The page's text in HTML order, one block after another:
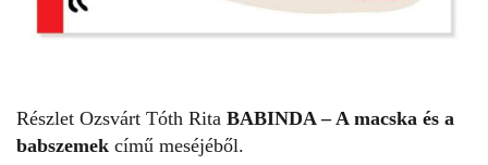
Részlet Ozsvárt Tóth Rita BABINDA – A macska és a
babszemek című meséjéből.